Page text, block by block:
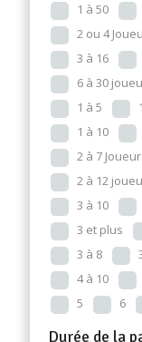
1 à 50
2 ou 4
3 à 16
6 à 30
1 à 5
1 à 10
2 à 7
2 à 12
3 à 10
3 et plus
3 à 8
4 à 10
5
6
Durée de la